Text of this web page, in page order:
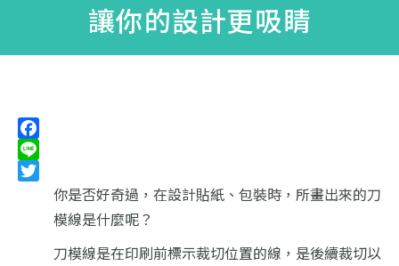
讓你的設計更吸睛
Facebook
Line
Twitter你是否好奇過，在設計貼紙、包裝時，所畫出來的刀
模線是什麼呢？
刀模線是在印刷前標示裁切位置的線，是後續裁切以